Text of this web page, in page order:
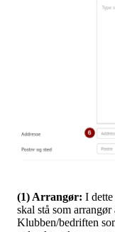
(1) Arrangør: I
skal stå som
Klubben/bedriften